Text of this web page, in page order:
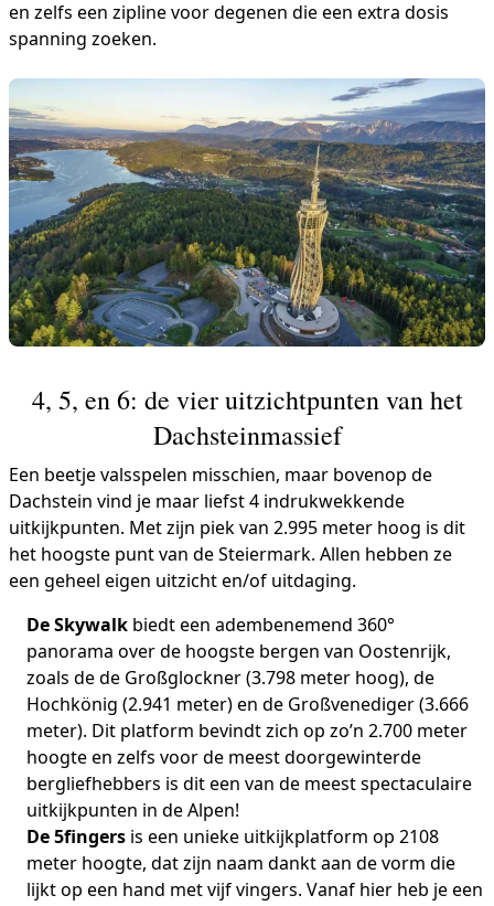
en zelfs een zipline voor degenen die een extra dosis
spanning zoeken.
4, 5, en 6: de vier uitzichtpunten van het
Dachsteinmassief
Een beetje valsspelen misschien, maar bovenop de
Dachstein vind je maar liefst 4 indrukwekkende
uitkijkpunten. Met zijn piek van 2.995 meter hoog is dit
het hoogste punt van de Steiermark. Allen hebben ze
een geheel eigen uitzicht en/of uitdaging.
De Skywalk biedt een adembenemend 360°
panorama over de hoogste bergen van Oostenrijk,
zoals de de Großglockner (3.798 meter hoog), de
Hochkönig (2.941 meter) en de Großvenediger (3.666
meter). Dit platform bevindt zich op zo’n 2.700 meter
hoogte en zelfs voor de meest doorgewinterde
bergliefhebbers is dit een van de meest spectaculaire
uitkijkpunten in de Alpen!
De 5fingers is een unieke uitkijkplatform op 2108
meter hoogte, dat zijn naam dankt aan de vorm die
lijkt op een hand met vijf vingers. Vanaf hier heb je een